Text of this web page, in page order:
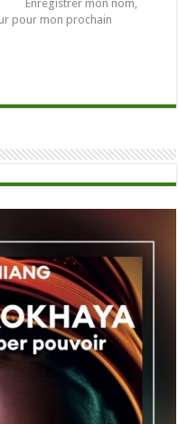
Enregistrer mon nom,
pour mon prochain